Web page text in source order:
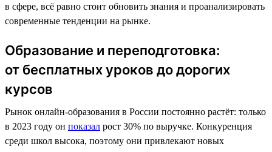
в сфере, всё равно стоит обновить знания и проанализировать
современные тенденции на рынке.
Образование и переподготовка:
от бесплатных уроков до дорогих
курсов
Рынок онлайн-образования в России постоянно растёт: только
в 2023 году он показал рост 30% по выручке. Конкуренция
среди школ высока, поэтому они привлекают новых